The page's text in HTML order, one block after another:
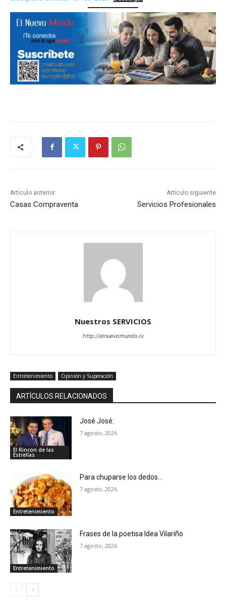
Artículo anterior
Casas Compraventa
Artículo siguiente
Servicios Profesionales
Nuestros SERVICIOS
http://elnuevomundo.lv
Entretenimiento Opinión y Superación
ARTÍCULOS RELACIONADOS
El Rincon de las
Estrellas
José José:
7 agosto, 2026
Entretenimiento
Para chuparse los dedos…
7 agosto, 2026
Entretenimiento
Frases de la poetisa Idea Vilariño
7 agosto, 2026